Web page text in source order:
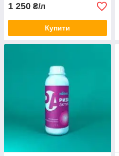
1 250 ₴/л
Купити